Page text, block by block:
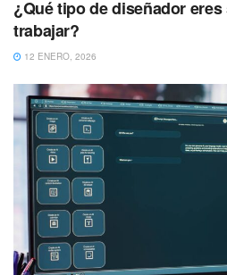
¿Qué tipo de diseñador
trabajar?
12 ENERO, 2026